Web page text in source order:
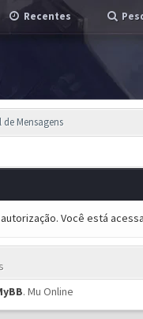
Recentes
de Mensagens
Você está
. Mu Online